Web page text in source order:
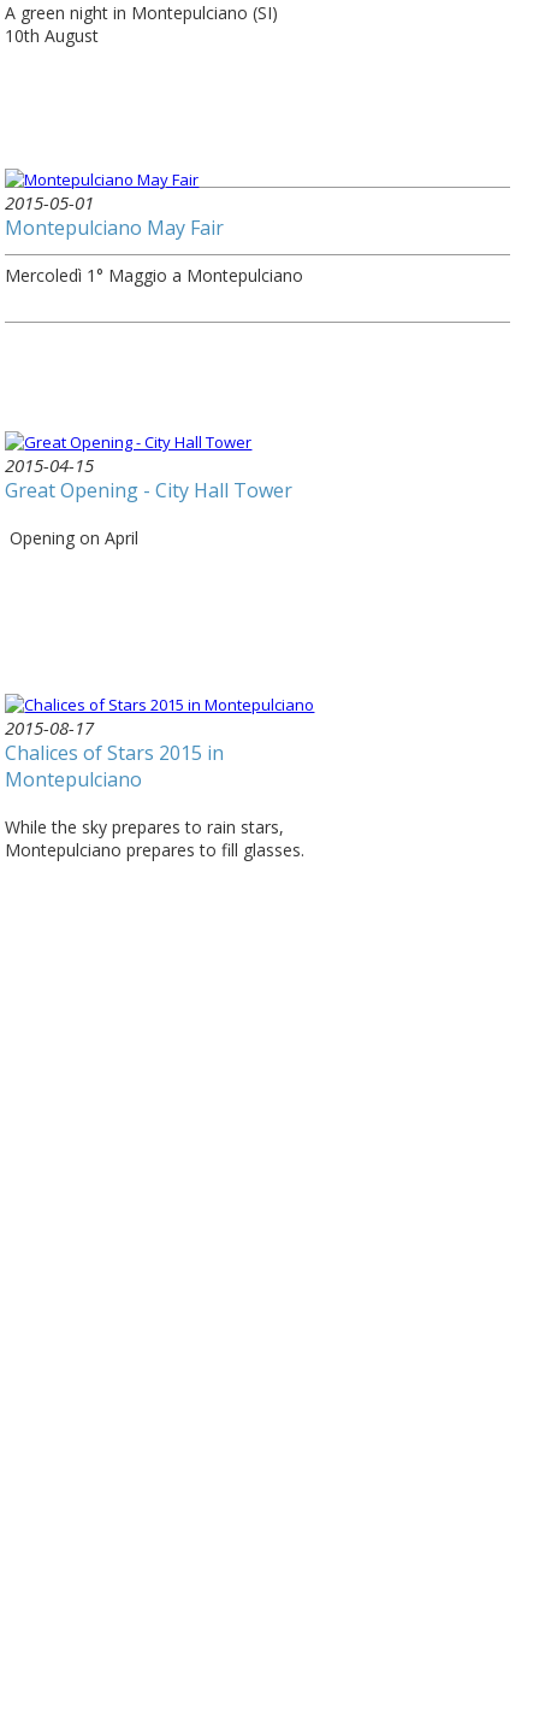
A green night in Montepulciano (SI)
10th August
2015-05-01
Montepulciano May Fair
Mercoledì 1° Maggio a Montepulciano
2015-04-15
Great Opening - City Hall Tower
Opening on April
2015-08-17
Chalices of Stars 2015 in
Montepulciano
While the sky prepares to rain stars,
Montepulciano prepares to fill glasses.